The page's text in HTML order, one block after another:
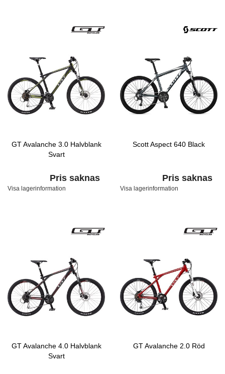
GT Avalanche 3.0 Halvblank
Svart
Pris saknas
Visa lagerinformation
Scott Aspect 640 Black
Pris saknas
Visa lagerinformation
GT Avalanche 4.0 Halvblank
Svart
GT Avalanche 2.0 Röd